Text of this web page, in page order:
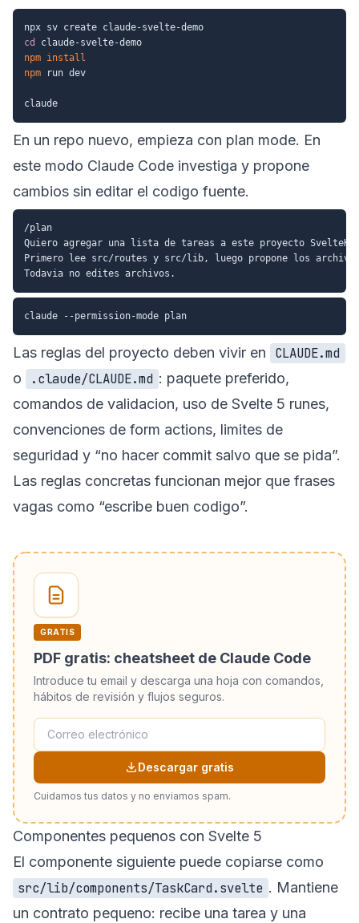
cd
npm install
npm run dev
En un repo nuevo, empieza con plan mode. En
este modo Claude Code investiga y propone
cambios sin editar el codigo fuente.
/plan
Quiero agregar una lista de tareas a este proyecto
Primero lee src/routes y src/lib, luego propone los
Las reglas del proyecto deben vivir en
CLAUDE.md
o
.claude/CLAUDE.md : paquete preferido,
comandos de validacion, uso de Svelte 5 runes,
convenciones de form actions, limites de
seguridad y “no hacer commit salvo que se pida”.
Las reglas concretas funcionan mejor que frases
vagas como “escribe buen codigo”.
GRATIS
PDF gratis: cheatsheet de Claude Code
Introduce tu email y descarga una hoja con comandos,
hábitos de revisión y flujos seguros.
Descargar gratis
Cuidamos tus datos y no enviamos spam.
Componentes pequenos con Svelte 5
El componente siguiente puede copiarse como
src/lib/components/TaskCard.svelte . Mantiene
un contrato pequeno: recibe una tarea y una